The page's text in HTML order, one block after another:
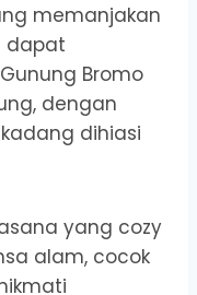
memanjakan
dapat
Bromo
dengan
dihiasi
yang cozy
alam, cocok